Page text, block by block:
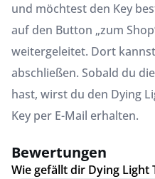
und möchtest den Key
auf den Button „zum
weitergeleitet. Dort
abschließen. Sobald du
hast, wirst du den Dying
Key per E-Mail erhalten.
Bewertungen
Wie gefällt dir Dying Light